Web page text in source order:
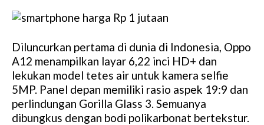
Diluncurkan pertama di dunia di Indonesia, Oppo
A12 menampilkan layar 6,22 inci HD+ dan
lekukan model tetes air untuk kamera selfie
5MP. Panel depan memiliki rasio aspek 19:9 dan
perlindungan Gorilla Glass 3. Semuanya
dibungkus dengan bodi polikarbonat bertekstur.